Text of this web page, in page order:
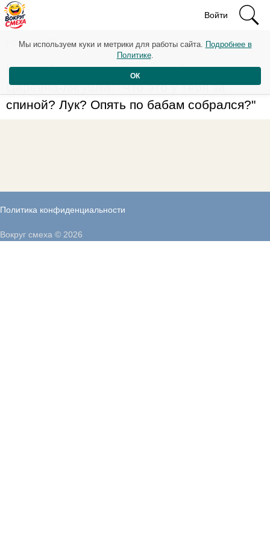
Войти
Рейтинг: 58
Иван: *бочком выходит из избы*
Царевна-лягушка: "Что это у тебя за
спиной? Лук? Опять по бабам собрался?"
Политика конфиденциальности
Мы используем куки и метрики для работы сайта. Подробнее в
Политике.
ОК
Вокруг смеха © 2026